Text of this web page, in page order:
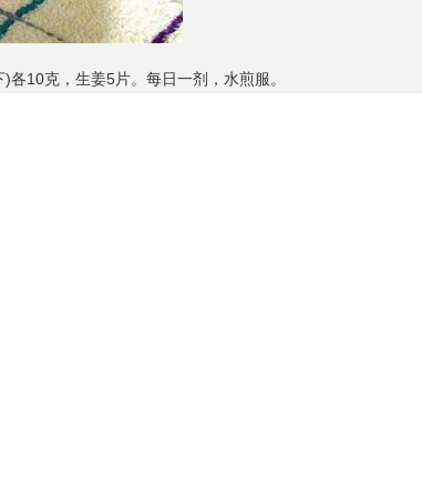
10克，生姜5片。每日一剂，水煎服。